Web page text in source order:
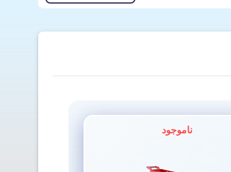
ناموجود